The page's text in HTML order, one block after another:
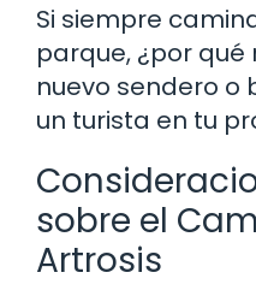
Si siempre
parque, ¿por qué
nuevo sendero o
un turista en tu
sobre el
Artrosis